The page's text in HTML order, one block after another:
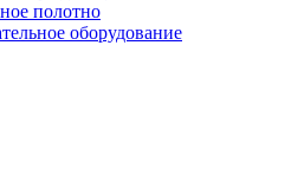
полотно
оборудование